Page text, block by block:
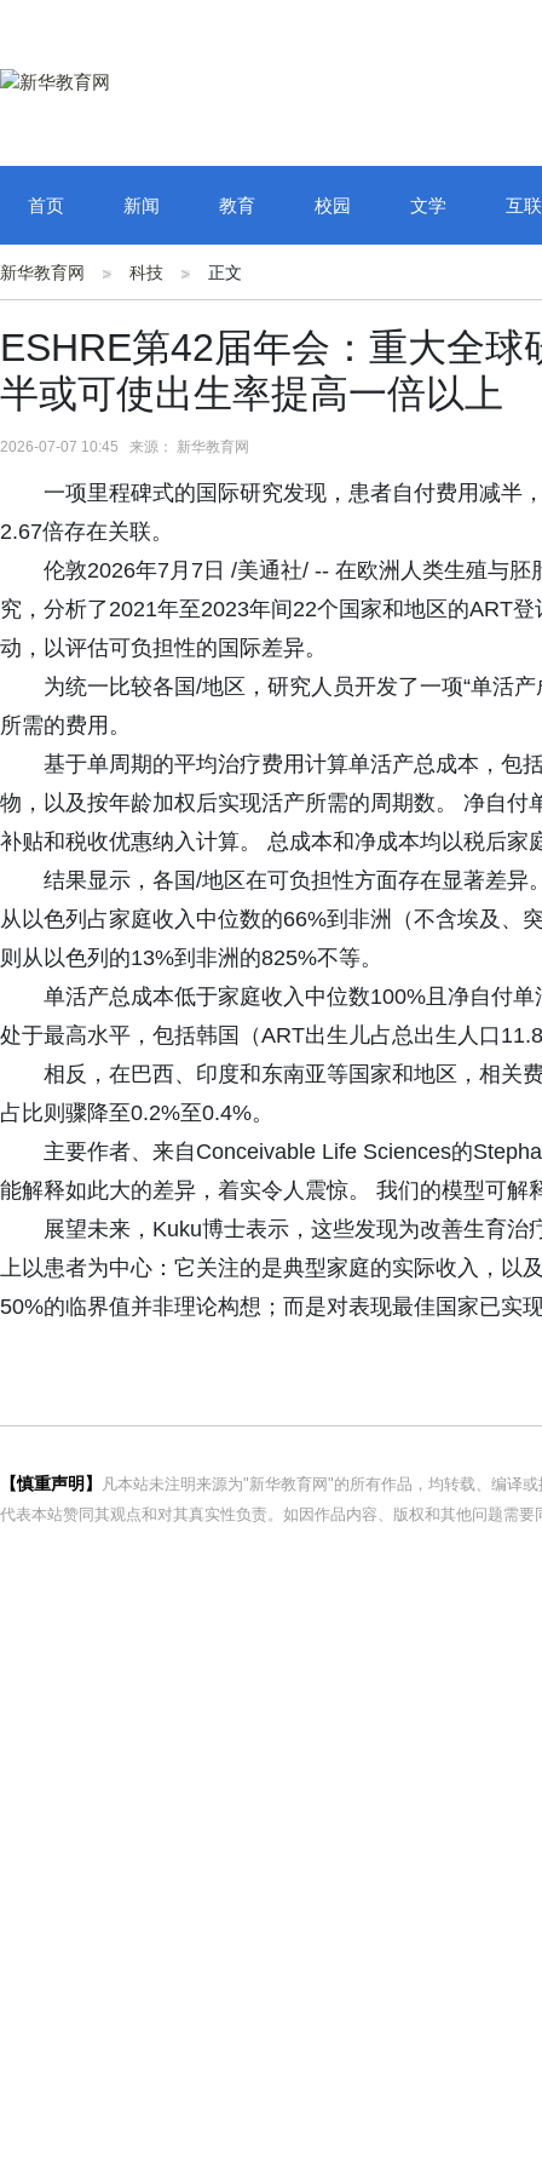
首页 新闻 教育 校园 文学 互
新华教育网 科技 正文
ESHRE第42届年会：重大全
半或可使出生率提高一倍以上
2026-07-07 10:45 来源： 新华教育网
一项里程碑式的国际研究发现，患者自付费用减半
2.67倍存在关联。
伦敦2026年7月7日 /美通社/ -- 在欧洲人类生殖与
究，分析了2021年至2023年间22个国家和地区的ART
动，以评估可负担性的国际差异。
为统一比较各国/地区，研究人员开发了一项“单活
所需的费用。
基于单周期的平均治疗费用计算单活产总成本，包
物，以及按年龄加权后实现活产所需的周期数。 净自
补贴和税收优惠纳入计算。 总成本和净成本均以税后家
结果显示，各国/地区在可负担性方面存在显著差
从以色列占家庭收入中位数的66%到非洲（不含埃及、
则从以色列的13%到非洲的825%不等。
单活产总成本低于家庭收入中位数100%且净自付
处于最高水平，包括韩国（ART出生儿占总出生人口
相反，在巴西、印度和东南亚等国家和地区，相关
占比则骤降至0.2%至0.4%。
主要作者、来自Conceivable Life Sciences的
能解释如此大的差异，着实令人震惊。 我们的模型可解
展望未来，Kuku博士表示，这些发现为改善生育
上以患者为中心：它关注的是典型家庭的实际收入，以
50%的临界值并非理论构想；而是对表现最佳国家已实
【慎重声明】
凡本站未注明来源为"新华教育网"的所有作品，均转载、编译
代表本站赞同其观点和对其真实性负责。如因作品内容、版权和其他问题需